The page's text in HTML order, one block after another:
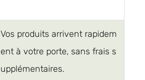
Vos produits arrivent rapidem
ent à votre porte, sans frais s
upplémentaires.